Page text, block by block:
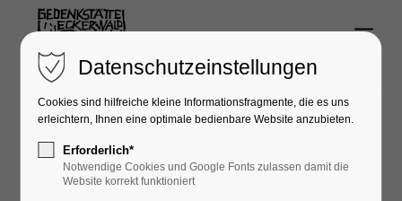
Login
Passwort
Menu
Presseberichte
Datenschutzeinstellungen
Cookies sind hilfreiche kleine Informationsfragmente, die es uns
erleichtern, Ihnen eine optimale bedienbare Website anzubieten.
Erforderlich*
Notwendige Cookies und Google Fonts zulassen damit die
Website korrekt funktioniert